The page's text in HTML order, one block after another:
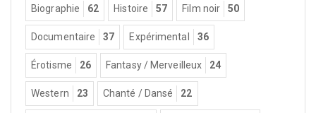
Biographie 62 Histoire 57 Film noir 50
Documentaire 37 Expérimental 36
Érotisme 26 Fantasy / Merveilleux 24
Western 23 Chanté / Dansé 22